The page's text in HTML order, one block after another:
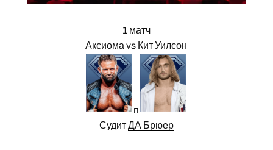
1 матч
Аксиома vs Кит Уилсон
п
СудитДА Брюер